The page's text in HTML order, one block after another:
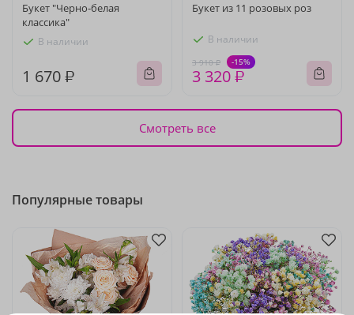
Букет "Черно-белая
классика"
В наличии
1 670 ₽
Букет из 11 розовых роз
В наличии
3 910 ₽ -15%
3 320 ₽
Смотреть все
Популярные товары